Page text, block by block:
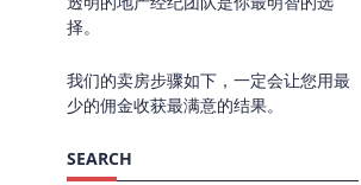
择。
我们的卖房步骤如下，一定会让您用最
少的佣金收获最满意的结果。
SEARCH